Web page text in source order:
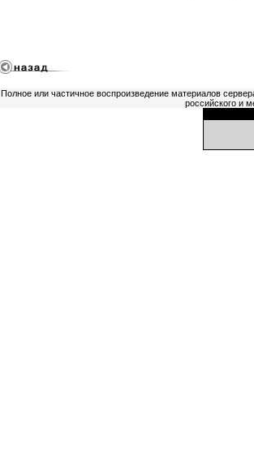
Полное или частичное воспроизведение материалов
российского и